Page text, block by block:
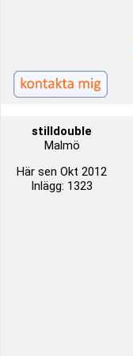
stilldouble
Malmö
Här sen Okt 2012
Inlägg: 1323